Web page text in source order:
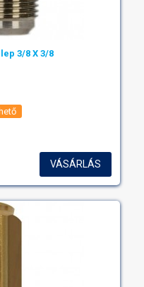
3/8 X 3/8
VÁSÁRLÁS